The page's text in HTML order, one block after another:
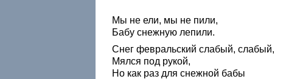
Мы не ели, мы не пили,
Бабу снежную лепили.
Снег февральский слабый, слабый,
Мялся под рукой,
Но как раз для снежной бабы